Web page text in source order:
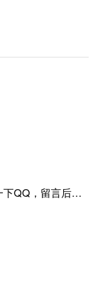
可以的，已经重置密码，可以加我一下QQ，留言后我就发密码给你。